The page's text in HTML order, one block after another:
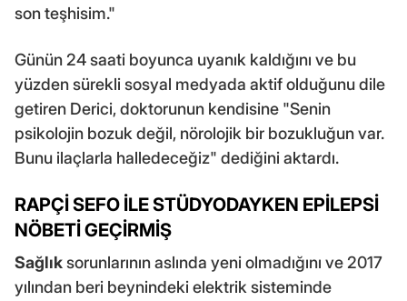
son teşhisim."
Günün 24 saati boyunca uyanık kaldığını ve bu
yüzden sürekli sosyal medyada aktif olduğunu dile
getiren Derici, doktorunun kendisine "Senin
psikolojin bozuk değil, nörolojik bir bozukluğun var.
Bunu ilaçlarla halledeceğiz" dediğini aktardı.
RAPÇİ SEFO İLE STÜDYODAYKEN EPİLEPSİ
NÖBETİ GEÇİRMİŞ
Sağlıksorunlarının aslında yeni olmadığını ve 2017
yılından beri beynindeki elektrik sisteminde